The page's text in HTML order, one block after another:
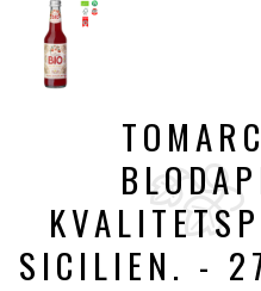
SICILIEN. -